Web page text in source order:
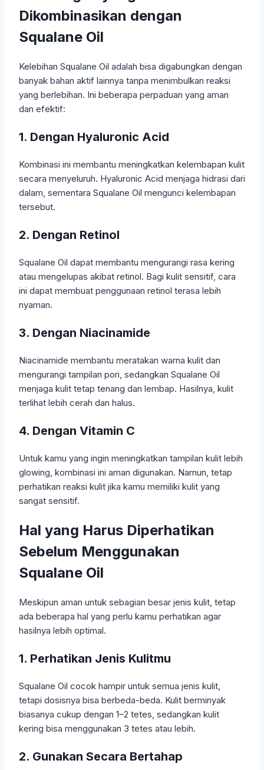
Dikombinasikan dengan
Squalane Oil
Kelebihan Squalane Oil adalah bisa digabungkan dengan
banyak bahan aktif lainnya tanpa menimbulkan reaksi
yang berlebihan. Ini beberapa perpaduan yang aman
dan efektif:
1. Dengan Hyaluronic Acid
Kombinasi ini membantu meningkatkan kelembapan kulit
secara menyeluruh. Hyaluronic Acid menjaga hidrasi dari
dalam, sementara Squalane Oil mengunci kelembapan
tersebut.
2. Dengan Retinol
Squalane Oil dapat membantu mengurangi rasa kering
atau mengelupas akibat retinol. Bagi kulit sensitif, cara
ini dapat membuat penggunaan retinol terasa lebih
nyaman.
3. Dengan Niacinamide
Niacinamide membantu meratakan warna kulit dan
mengurangi tampilan pori, sedangkan Squalane Oil
menjaga kulit tetap tenang dan lembap. Hasilnya, kulit
terlihat lebih cerah dan halus.
4. Dengan Vitamin C
Untuk kamu yang ingin meningkatkan tampilan kulit lebih
glowing, kombinasi ini aman digunakan. Namun, tetap
perhatikan reaksi kulit jika kamu memiliki kulit yang
sangat sensitif.
Hal yang Harus Diperhatikan
Sebelum Menggunakan
Squalane Oil
Meskipun aman untuk sebagian besar jenis kulit, tetap
ada beberapa hal yang perlu kamu perhatikan agar
hasilnya lebih optimal.
1. Perhatikan Jenis Kulitmu
Squalane Oil cocok hampir untuk semua jenis kulit,
tetapi dosisnya bisa berbeda-beda. Kulit berminyak
biasanya cukup dengan 1–2 tetes, sedangkan kulit
kering bisa menggunakan 3 tetes atau lebih.
2. Gunakan Secara Bertahap